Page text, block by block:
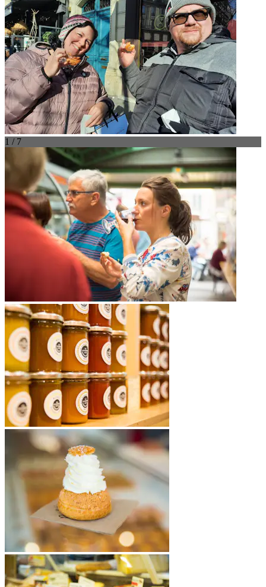
1 / 7